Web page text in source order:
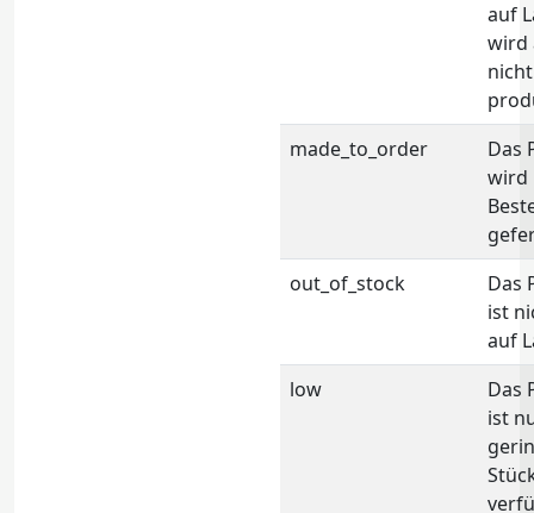
auf
wird
made_to_order
Das
wird
out_of_stock
Das
ist
auf
low
Das
ist